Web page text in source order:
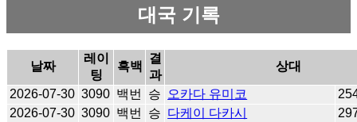
대국 기록
날짜
레이
팅
흑백
결
과
상대
2026-07-30 3090 백번 승 오카다 유미코
2026-07-30 3090 백번 승 다케이 다카시